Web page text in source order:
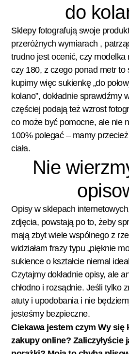
do
Sklepy fotografują swoje
przeróżnych wymiarach ,
trudno jest ocenić, czy modelka
czy 180, z czego ponad metr to
kupimy więc sukienkę „do
kolano”, dokładnie sprawdźmy
częściej podają też wzrost
co może być pomocne, ale nie
100% polegać – mamy
ciała.
Nie
Opisy w sklepach
zdjęcia, powstają po to, żeby
mają zbyt wiele wspólnego z
widziałam frazy typu „pięknie
sukience o kształcie niemal
Czytajmy dokładnie opisy, ale
chłodno i rozsądnie. Jeśli tylko
atuty i upodobania i nie
jesteśmy bezpieczne.
Ciekawa jestem czym Wy się
zakupy online? Zaliczyłyście